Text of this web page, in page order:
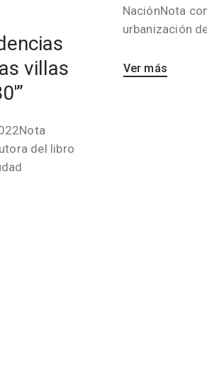
NaciónNota
urbanización
Ver más
villas
del libro